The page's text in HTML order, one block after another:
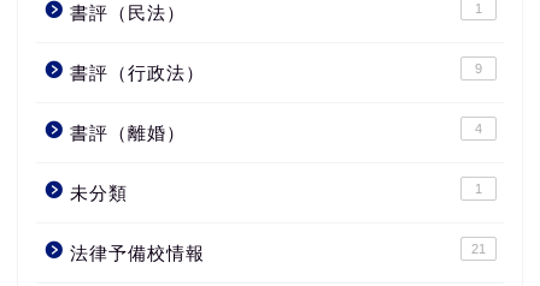
書評（民法） 1
書評（行政法） 9
書評（離婚） 4
未分類 1
法律予備校情報 21